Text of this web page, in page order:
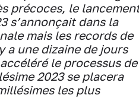
précoces, le
s’annonçait dans la
mais les records de
a une dizaine de jours
le processus de
2023 se placera
les plus